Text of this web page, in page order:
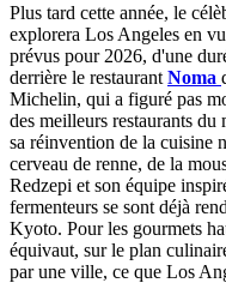
Plus tard cette année, le
explorera Los Angeles en
prévus pour 2026, d'une
derrière le restaurant Noma
Michelin, qui a figuré pas
des meilleurs restaurants du
sa réinvention de la cuisine
cerveau de renne, de la
Redzepi et son équipe
fermenteurs se sont déjà
Kyoto. Pour les gourmets
équivaut, sur le plan
par une ville, ce que Los